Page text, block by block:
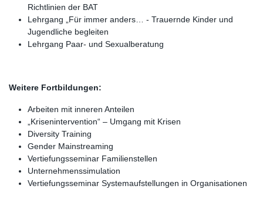
Richtlinien der BAT
Lehrgang „Für immer anders… - Trauernde Kinder und
Jugendliche begleiten
Lehrgang Paar- und Sexualberatung
Weitere Fortbildungen:
Arbeiten mit inneren Anteilen
„Krisenintervention“ – Umgang mit Krisen
Diversity Training
Gender Mainstreaming
Vertiefungsseminar Familienstellen
Unternehmenssimulation
Vertiefungsseminar Systemaufstellungen in Organisationen